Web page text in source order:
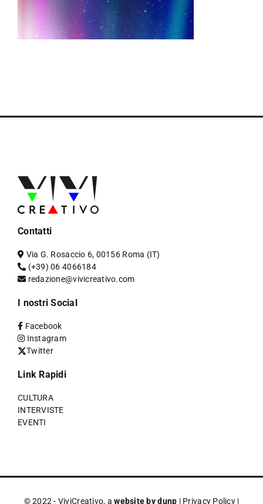
Contatti
Via G. Rosaccio 6, 00156 Roma (IT)
(+39) 06 4066184
redazione@vivicreativo.com
I nostri Social
Facebook
Instagram
Twitter
Link Rapidi
CULTURA
INTERVISTE
EVENTI
© 2022 - ViviCreativo, awebsite by dunp | Privacy Policy|